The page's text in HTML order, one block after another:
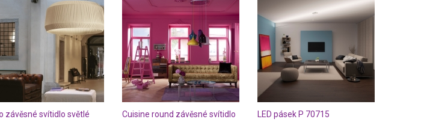
závěsné svítidlo světlé Cuisine round závěsné svítidlo LED pásek P 70715